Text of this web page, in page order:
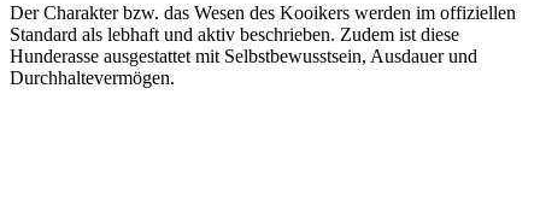
Der Charakter bzw. das Wesen des Kooikers werden im offiziellen
Standard als lebhaft und aktiv beschrieben. Zudem ist diese
Hunderasse ausgestattet mit Selbstbewusstsein, Ausdauer und
Durchhaltevermögen.